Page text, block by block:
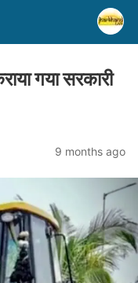
गया सरकारी
9 months ago